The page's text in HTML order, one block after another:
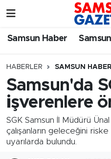
Samsun Haber
HABERLER SAMSUN HABER
Samsun'da
işverenlere
SGK Samsun İl Müdürü Ünal
çalışanların geleceğini
uyarılarda bulundu.
Samsun Haber
Samsun Rehberi
Samsun Nöbetçi
SAMSUN Namaz
Samsun Trafik
Süper Lig Puan